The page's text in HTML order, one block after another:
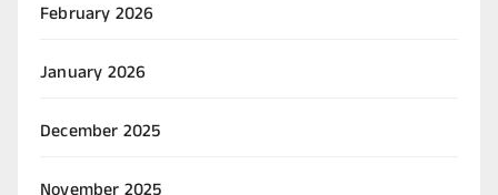
February 2026
January 2026
December 2025